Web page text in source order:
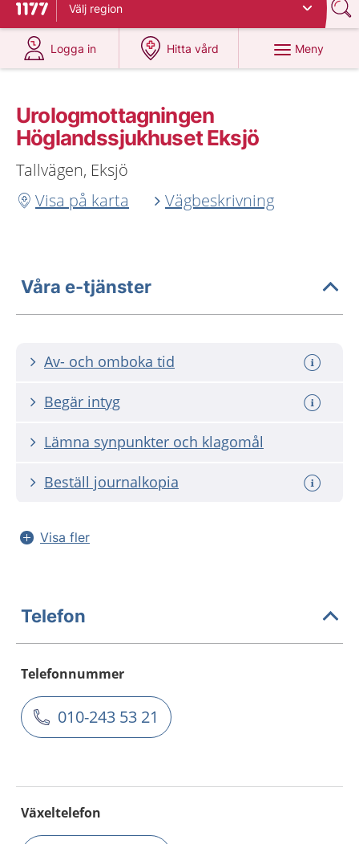
Till startsidan för 1177
Välj region
Logga in
på 1177.se
Hitta vård
på 1177.se
Meny
Urologmottagningen
Höglandssjukhuset Eksjö
Tallvägen, Eksjö
Visa på karta
Vägbeskrivning
Våra e-tjänster
Av- och omboka tid
Begär intyg
Lämna synpunkter och klagomål
Beställ journalkopia
Visa fler
Telefon
Telefonnummer
010-243 53 21
Växeltelefon